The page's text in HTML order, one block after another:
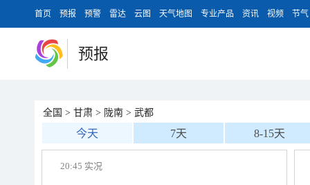
首页 预报 预警 雷达 云图 天气地图 专业产品 资讯 视频 节气
预报
全国 > 甘肃 > 陇南 > 武都
今天 7天 8-15天
20:45 实况